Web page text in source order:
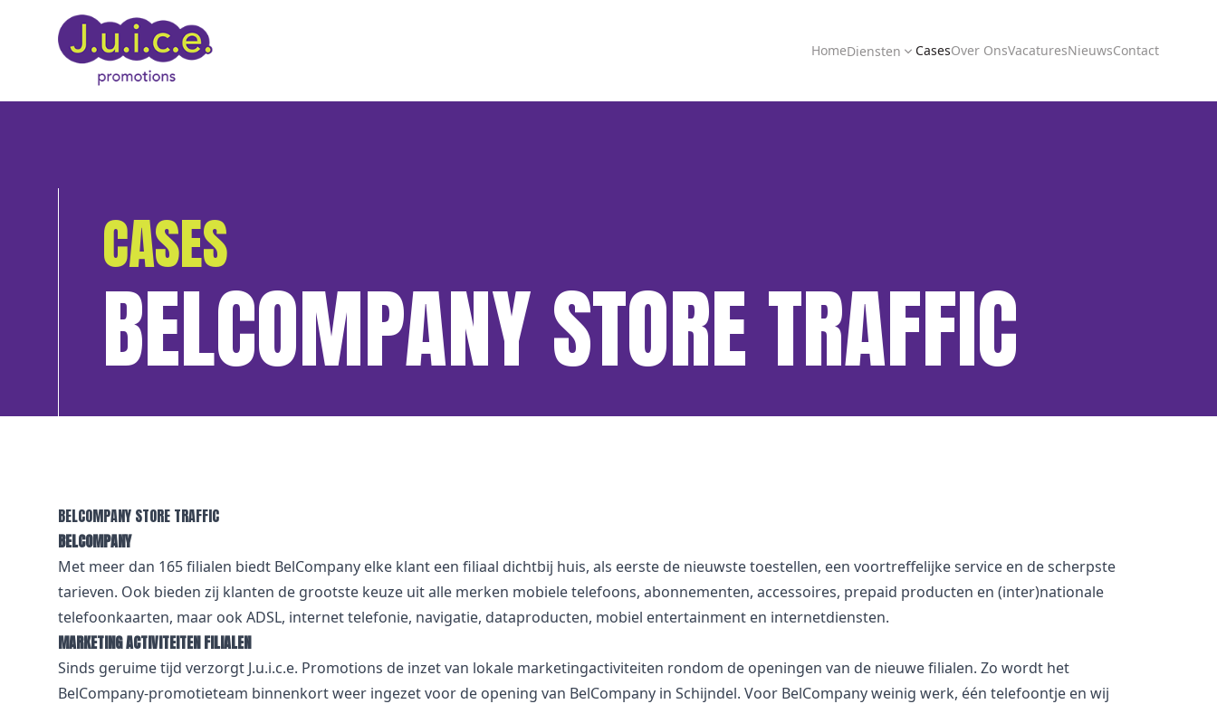
HomeDiensten CasesOver OnsVacaturesNieuwsContact
CASES
BELCOMPANY STORE TRAFFIC
BELCOMPANY STORE TRAFFIC
BELCOMPANY
Met meer dan 165 filialen biedt BelCompany elke klant een filiaal dichtbij huis, als eerste de nieuwste toestellen, een voortreffelijke service en de scherpste
tarieven. Ook bieden zij klanten de grootste keuze uit alle merken mobiele telefoons, abonnementen, accessoires, prepaid producten en (inter)nationale
telefoonkaarten, maar ook ADSL, internet telefonie, navigatie, dataproducten, mobiel entertainment en internetdiensten.
MARKETING ACTIVITEITEN FILIALEN
Sinds geruime tijd verzorgt J.u.i.c.e. Promotions de inzet van lokale marketingactiviteiten rondom de openingen van de nieuwe filialen. Zo wordt het
BelCompany-promotieteam binnenkort weer ingezet voor de opening van BelCompany in Schijndel. Voor BelCompany weinig werk, één telefoontje en wij